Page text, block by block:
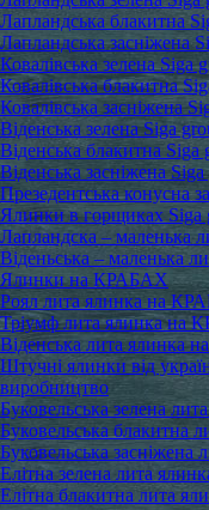
Лапландська блакитна
Лапландська засніжена
Ковалівська зелена Siga
Ковалівська блакитна
Ковалівська засніжена
Віденська зелена Siga
Віденська блакитна Siga
Віденська засніжена
Презедентська конусна
Ялинки в горщиках Siga
Лапландска – маленька
Віденьська – маленька
Ялинки на КРАБАХ
Роял лита ялинка на
Тріумф лита ялинка на
Віденська лита ялинка
Штучні ялинки від
виробництво
Буковельська зелена
Буковельська блакитна
Буковельська засніжена
Елітна зелена лита
Елітна блакитна лита